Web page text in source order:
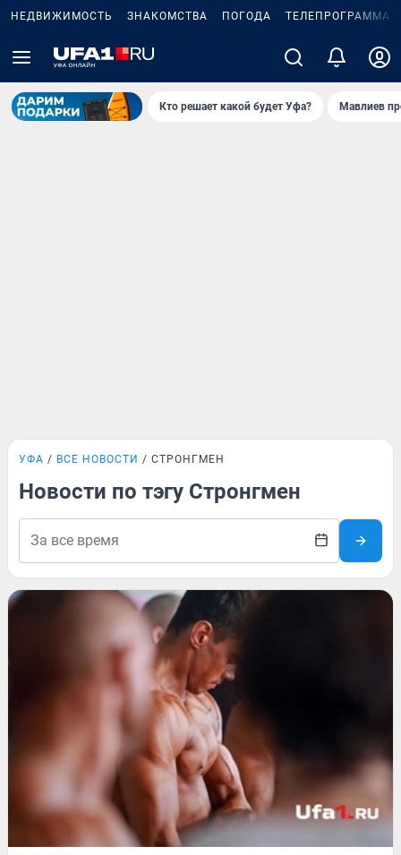
НЕДВИЖИМОСТЬ ЗНАКОМСТВА ПОГОДА ТЕЛЕПРОГРАММА
Кто решает какой будет Уфа? Мавлиев
УФА ВСЕ НОВОСТИ СТРОНГМЕН
Новости по тэгу Стронгмен